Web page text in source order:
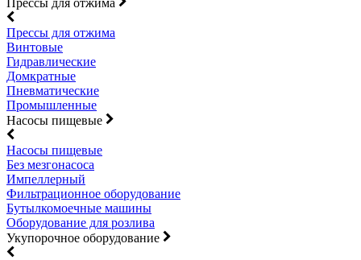
Прессы для отжима
Прессы для отжима
Винтовые
Гидравлические
Домкратные
Пневматические
Промышленные
Насосы пищевые
Насосы пищевые
Без мезгонасоса
Импеллерный
Фильтрационное оборудование
Бутылкомоечные машины
Оборудование для розлива
Укупорочное оборудование